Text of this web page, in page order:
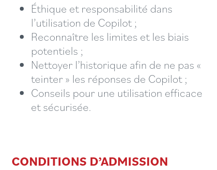
Éthique et responsabilité dans
l’utilisation de Copilot ;
Reconnaître les limites et les biais
potentiels ;
Nettoyer l’historique afin de ne pas «
teinter » les réponses de Copilot ;
Conseils pour une utilisation efficace
et sécurisée.
CONDITIONS D’ADMISSION